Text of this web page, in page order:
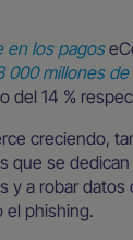
en los pagos
000 millones
del 14 %
creciendo,
que se dedican
y a robar datos
el phishing.